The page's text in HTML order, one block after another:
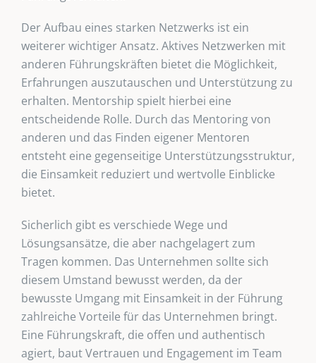
Der Aufbau eines starken Netzwerks ist ein
weiterer wichtiger Ansatz. Aktives Netzwerken mit
anderen Führungskräften bietet die Möglichkeit,
Erfahrungen auszutauschen und Unterstützung zu
erhalten. Mentorship spielt hierbei eine
entscheidende Rolle. Durch das Mentoring von
anderen und das Finden eigener Mentoren
entsteht eine gegenseitige Unterstützungsstruktur,
die Einsamkeit reduziert und wertvolle Einblicke
bietet.
Sicherlich gibt es verschiede Wege und
Lösungsansätze, die aber nachgelagert zum
Tragen kommen. Das Unternehmen sollte sich
diesem Umstand bewusst werden, da der
bewusste Umgang mit Einsamkeit in der Führung
zahlreiche Vorteile für das Unternehmen bringt.
Eine Führungskraft, die offen und authentisch
agiert, baut Vertrauen und Engagement im Team